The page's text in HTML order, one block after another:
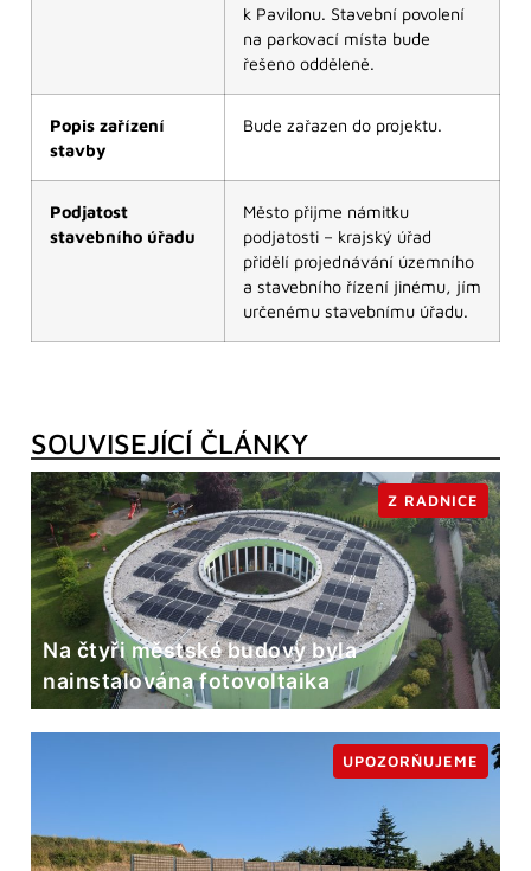
k Pavilonu. Stavební povolení
na parkovací místa bude
řešeno odděleně.
Popis zařízení
stavby
Bude zařazen do projektu.
Podjatost
stavebního úřadu
Město přijme námitku
podjatosti – krajský úřad
přidělí projednávání územního
a stavebního řízení jinému, jím
určenému stavebnímu úřadu.
SOUVISEJÍCÍ ČLÁNKY
Na čtyři městské budovy byla
nainstalována fotovoltaika
Z RADNICE
UPOZORŇUJEME